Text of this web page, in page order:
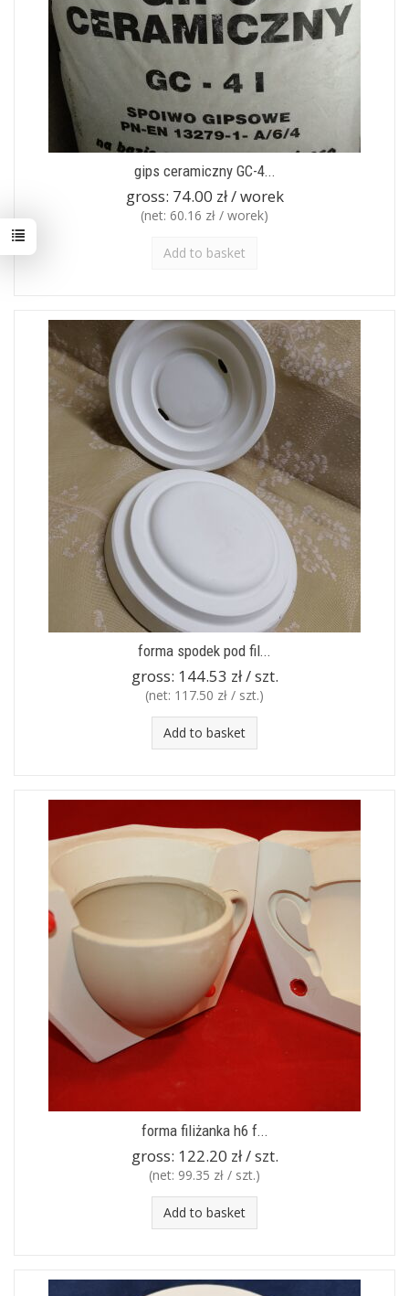
gips ceramiczny GC-4...
gross: 74.00 zł / worek
(net: 60.16 zł / worek)
Add to basket
forma spodek pod fil...
gross: 144.53 zł / szt.
(net: 117.50 zł / szt.)
Add to basket
forma filiżanka h6 f...
gross: 122.20 zł / szt.
(net: 99.35 zł / szt.)
Add to basket